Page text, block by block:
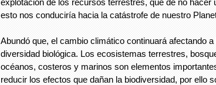
esto nos conduciría hacia la catástrofe de nuestro
Abundó que, el cambio climático continuará afectando a
diversidad biológica. Los ecosistemas terrestres,
océanos, costeros y marinos son elementos
reducir los efectos que dañan la biodiversidad, por ello